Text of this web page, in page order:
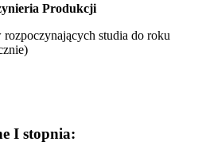
Produkcji
studia do roku
I stopnia: